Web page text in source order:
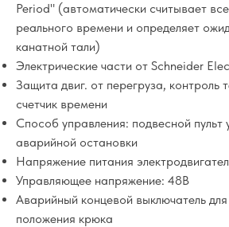
Period" (автоматически считывает
реального времени и определяет
канатной тали)
Электрические части от Schneider
Защита двиг. от перегруза, контроль
счетчик времени
Способ управления: подвесной пульт
аварийной остановки
Напряжение питания
Управляющее напряжение: 48В
Аварийный концевой выключатель
положения крюка